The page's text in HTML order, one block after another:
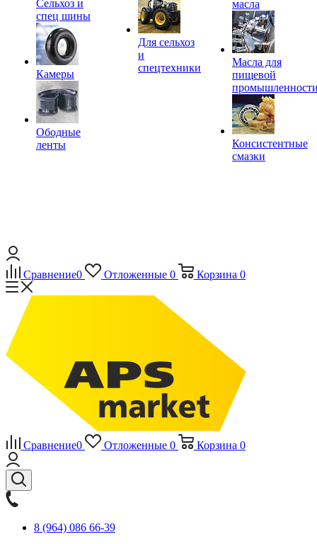
Сельхоз и
спец шины
Камеры
Ободные
ленты
Для сельхоз
и
спецтехники
масла
Масла для
пищевой
Консистентные
смазки
Сравнение0 Отложенные 0 Корзина 0
Сравнение0 Отложенные 0 Корзина 0
8 (964) 086 66-39